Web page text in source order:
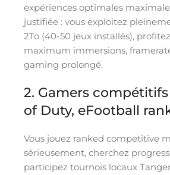
expériences optimales
justifiée : vous exploitez
2To (40-50 jeux installés),
maximum immersions,
gaming prolongé.
2. Gamers compétitifs
of Duty, eFootball
Vous jouez ranked competitive
sérieusement, cherchez
participez tournois locaux